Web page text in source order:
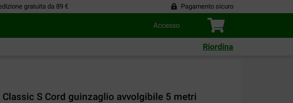
gratuita da 89 € Pagamento sicuro
Accesso
Riordina
Classic S Cord guinzaglio avvolgibile 5 metri